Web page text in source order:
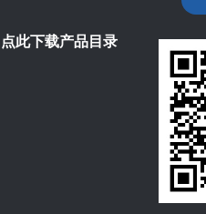
点此下载产品目录